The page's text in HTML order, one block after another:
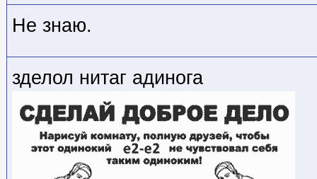
Не знаю.
зделол нитаг адинога